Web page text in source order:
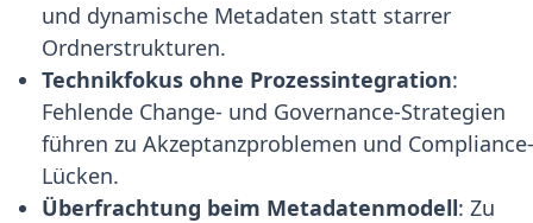
und dynamische Metadaten statt starrer
Ordnerstrukturen.
Technikfokus ohne Prozessintegration:
Fehlende Change- und Governance-Strategien
führen zu Akzeptanzproblemen und
Lücken.
Überfrachtung beim Metadatenmodell: Zu